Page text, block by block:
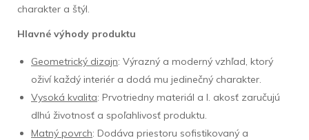
charakter a štýl.
Hlavné výhody produktu
Geometrický dizajn: Výrazný a moderný vzhľad, ktorý
oživí každý interiér a dodá mu jedinečný charakter.
Vysoká kvalita: Prvotriedny materiál a I. akosť zaručujú
dlhú životnosť a spoľahlivosť produktu.
Matný povrch: Dodáva priestoru sofistikovaný a